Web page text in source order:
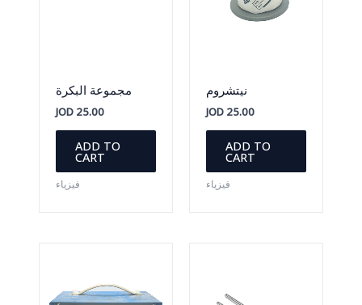
مجموعة البكرة
JOD25.00
ADD TO
CART
فيزياء
نيتشروم
JOD 25.00
ADD TO
CART
فيزياء